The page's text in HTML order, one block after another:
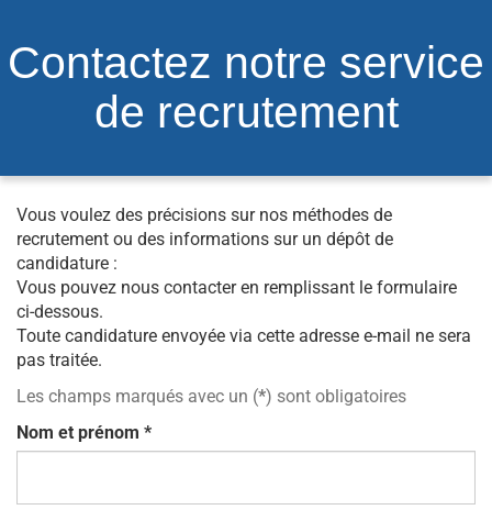
Contactez notre service
de recrutement
Vous voulez des précisions sur nos méthodes de
recrutement ou des informations sur un dépôt de
candidature :
Vous pouvez nous contacter en remplissant le formulaire
ci-dessous.
Toute candidature envoyée via cette adresse e-mail ne sera
pas traitée.
Les champs marqués avec un (*) sont obligatoires
Nom et prénom *